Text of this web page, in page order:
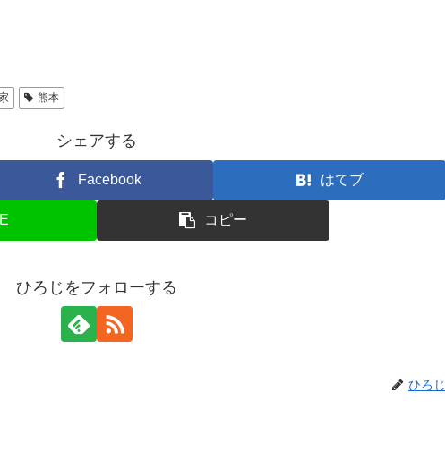
熊本
シェアする
Facebook はてブ
コピー
ひろじをフォローする
ひろじ